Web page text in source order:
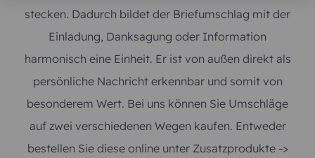
stecken. Dadurch bildet der Briefumschlag mit der
Einladung, Danksagung oder Information
harmonisch eine Einheit. Er ist von außen direkt als
persönliche Nachricht erkennbar und somit von
besonderem Wert. Bei uns können Sie Umschläge
auf zwei verschiedenen Wegen kaufen. Entweder
bestellen Sie diese online unter Zusatzprodukte ->